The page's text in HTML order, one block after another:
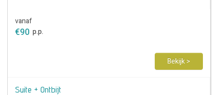
vanaf
€90 p.p.
Bekijk >
Suite + Ontbijt